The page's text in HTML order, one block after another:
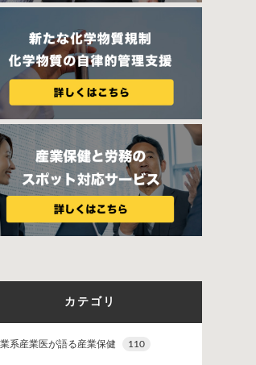
カテゴリ
系産業医が語る産業保健 110